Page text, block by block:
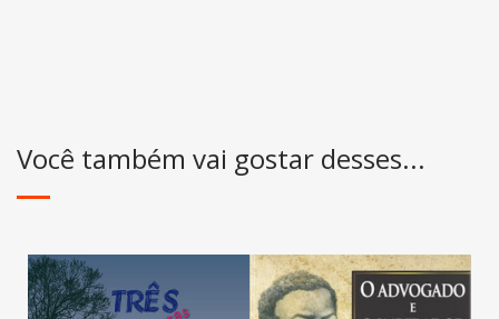
Você também vai gostar desses...